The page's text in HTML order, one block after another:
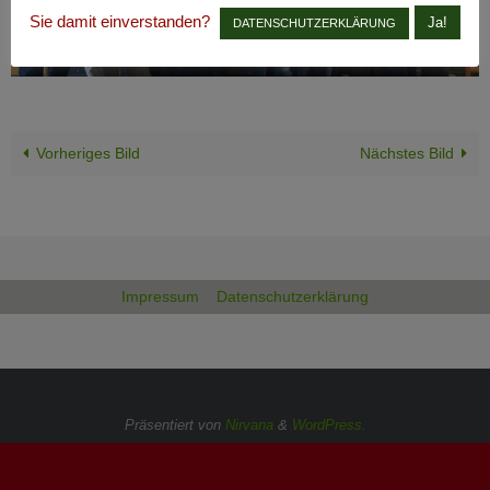
Vorheriges Bild Nächstes Bild
Impressum Datenschutzerklärung
Präsentiert von Nirvana & WordPress.
Sie damit einverstanden?
DATENSCHUTZERKLÄRUNG Ja!